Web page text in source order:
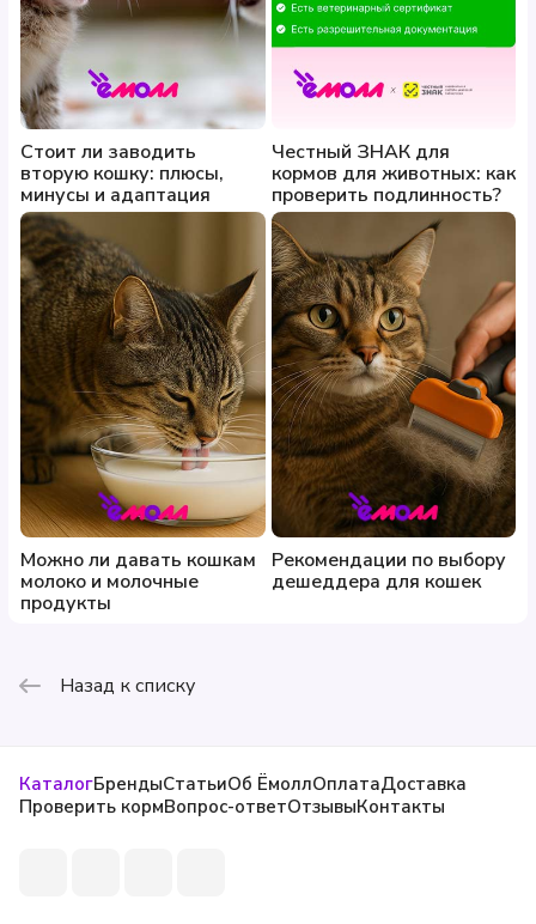
Стоит ли заводить
вторую кошку: плюсы,
минусы и адаптация
Честный ЗНАК для
кормов для животных: как
проверить подлинность?
Можно ли давать кошкам
молоко и молочные
продукты
Рекомендации по выбору
дешеддера для кошек
Назад к списку
КаталогБрендыСтатьиОб ЁмоллОплатаДоставка
Проверить кормВопрос-ответОтзывыКонтакты